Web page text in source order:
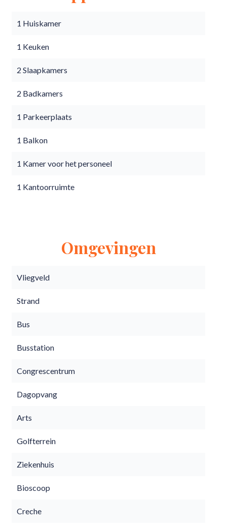
1 Huiskamer
1 Keuken
2 Slaapkamers
2 Badkamers
1 Parkeerplaats
1 Balkon
1 Kamer voor het personeel
1 Kantoorruimte
Omgevingen
Vliegveld
Strand
Bus
Busstation
Congrescentrum
Dagopvang
Arts
Golfterrein
Ziekenhuis
Bioscoop
Creche